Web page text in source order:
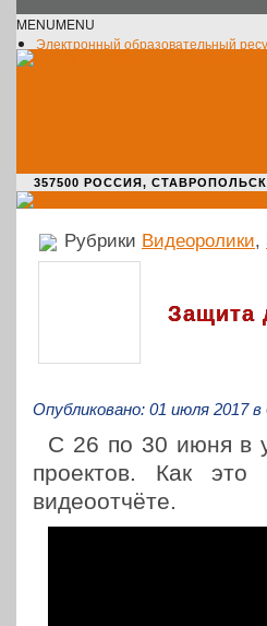
MENUMENU
Электронный образовательный
357500 РОССИЯ,
Рубрики Видеоролики,
Защита
Опубликовано: 01 июля 2017 в
С 26 по 30 июня в
про­ек­тов. Как
видеоотчёте.